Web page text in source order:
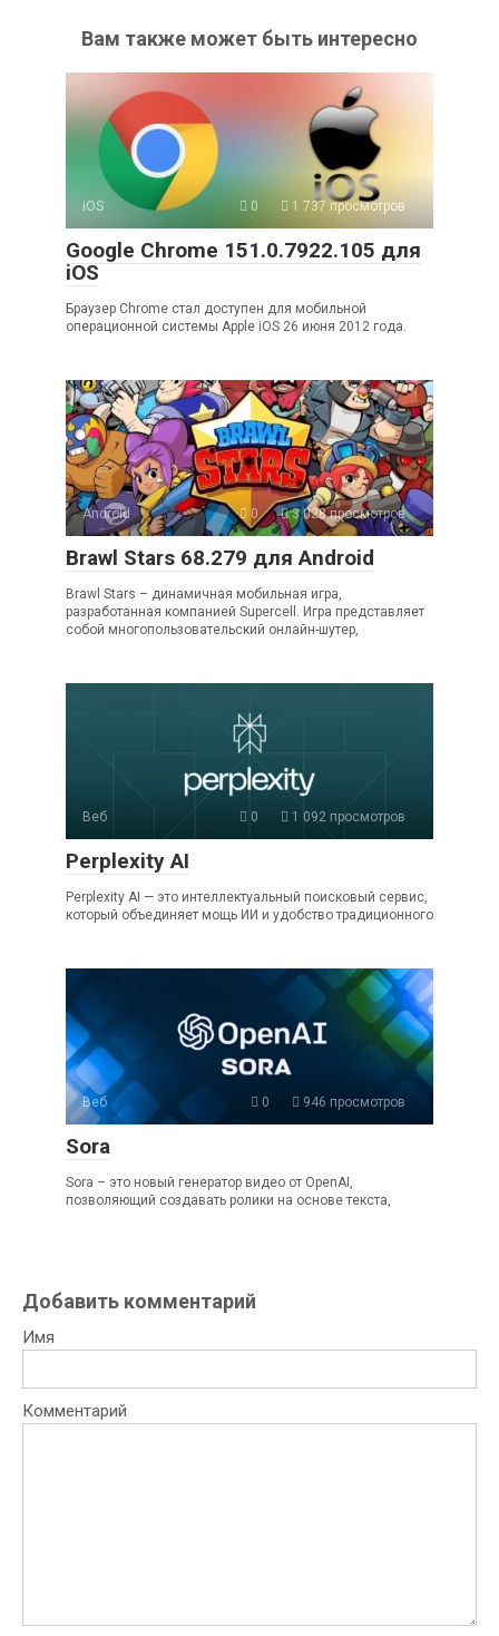
Вам также может быть интересно
iOS 0 1 737 просмотров
Google Chrome 151.0.7922.105 для
iOS
Браузер Chrome стал доступен для мобильной
операционной системы Apple iOS 26 июня 2012 года.
Android 0 3 028 просмотров
Brawl Stars 68.279 для Android
Brawl Stars – динамичная мобильная игра,
разработанная компанией Supercell. Игра представляет
собой многопользовательский онлайн-шутер,
Веб 0 1 092 просмотров
Perplexity AI
Perplexity AI — это интеллектуальный поисковый сервис,
который объединяет мощь ИИ и удобство традиционного
Веб 0 946 просмотров
Sora
Sora – это новый генератор видео от OpenAI,
позволяющий создавать ролики на основе текста,
Добавить комментарий
Имя
Комментарий